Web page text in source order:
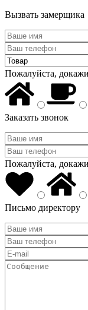
Вызвать замерщика
Пожалуйста,
Заказать звонок
Пожалуйста,
Письмо директору